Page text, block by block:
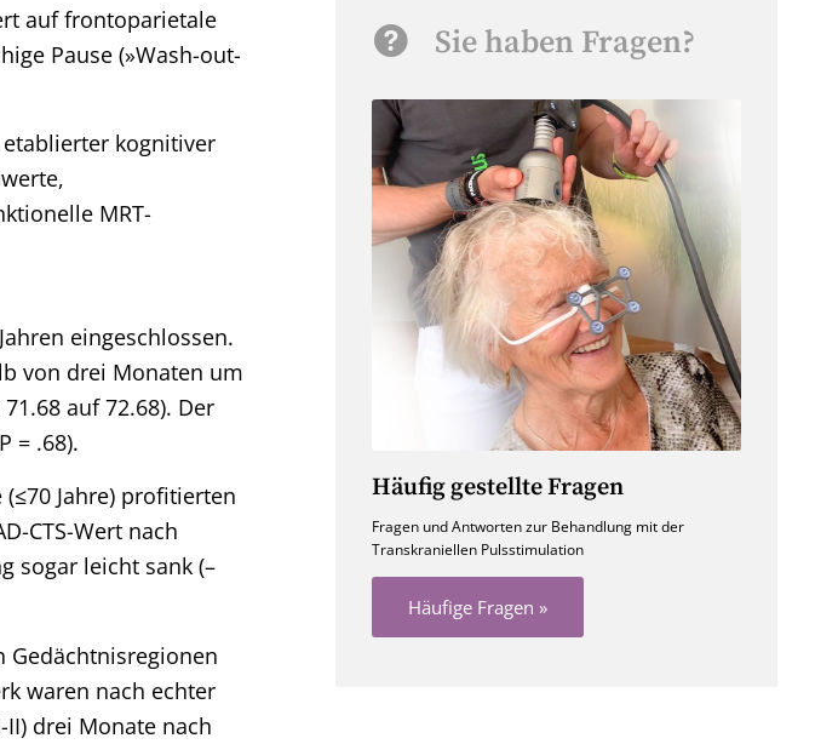
auf frontoparietale
Pause (»Wash-out-
etablierter kognitiver
MRT-
eingeschlossen.
von drei Monaten um
auf 72.68). Der
= .68).
Jahre) profitierten
CTS-Wert nach
sogar leicht sank (–
Gedächtnisregionen
waren nach echter
drei Monate nach
Sie haben Fragen?
Häufig gestellte Fragen
Fragen und Antworten zur Behandlung mit der
Transkraniellen Pulsstimulation
Häufige Fragen »